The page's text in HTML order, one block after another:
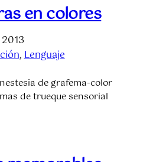
en colores
, Lenguaje
de grafema-color
de trueque sensorial